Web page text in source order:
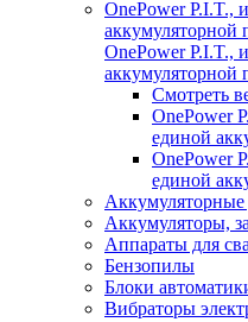
OnePower P.I.T.,
аккумуляторной
OnePower P.I.T.,
аккумуляторной
Смотреть
OnePower
единой
OnePower
единой
Аккумуляторы,
Аппараты для
Бензопилы
Блоки
Вибраторы